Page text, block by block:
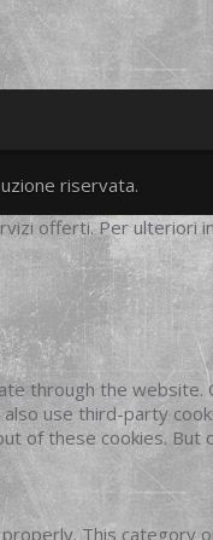
twittergoogleplus
facebook
riservata.
offerti. Per ulteriori
through the
use third-party
of these cookies.
This